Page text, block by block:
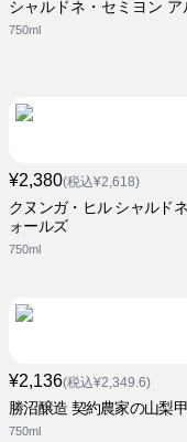
シャルドネ・セミヨン ア
750ml
¥2,380(税込¥2,618)
クヌンガ・ヒル シャルド
ォールズ
750ml
¥2,136(税込¥2,349.6)
勝沼醸造 契約農家の山梨
750ml